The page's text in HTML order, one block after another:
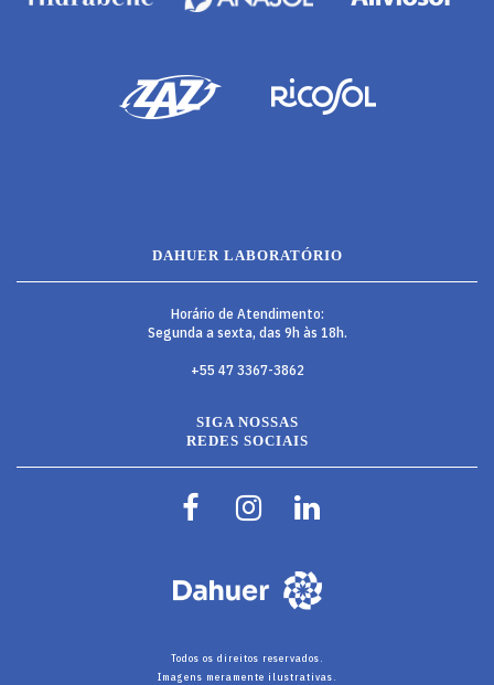
DAHUER LABORATÓRIO
Horário de Atendimento:
Segunda a sexta, das 9h às 18h.
+55 47 3367-3862
SIGA NOSSAS
REDES SOCIAIS
Todos os direitos reservados.
Imagens meramente ilustrativas.